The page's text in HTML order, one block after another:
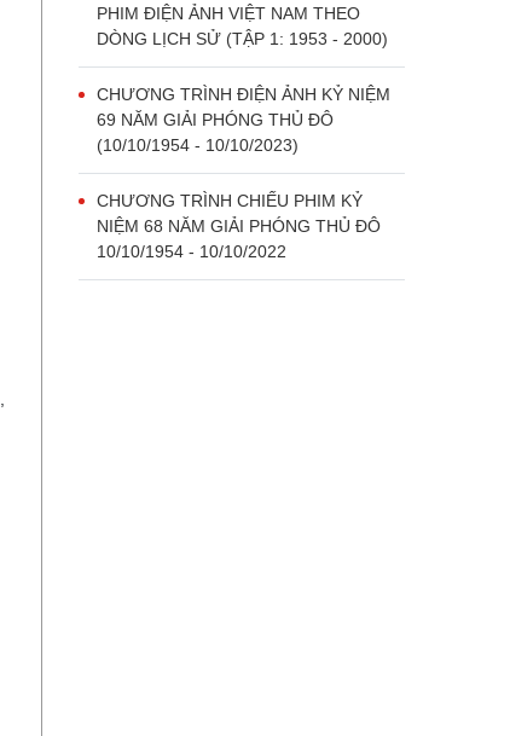
PHIM ĐIỆN ẢNH VIỆT NAM THEO
DÒNG LỊCH SỬ (TẬP 1: 1953 - 2000)
CHƯƠNG TRÌNH ĐIỆN ẢNH KỶ NIỆM
69 NĂM GIẢI PHÓNG THỦ ĐÔ
(10/10/1954 - 10/10/2023)
CHƯƠNG TRÌNH CHIẾU PHIM KỶ
NIỆM 68 NĂM GIẢI PHÓNG THỦ ĐÔ
10/10/1954 - 10/10/2022